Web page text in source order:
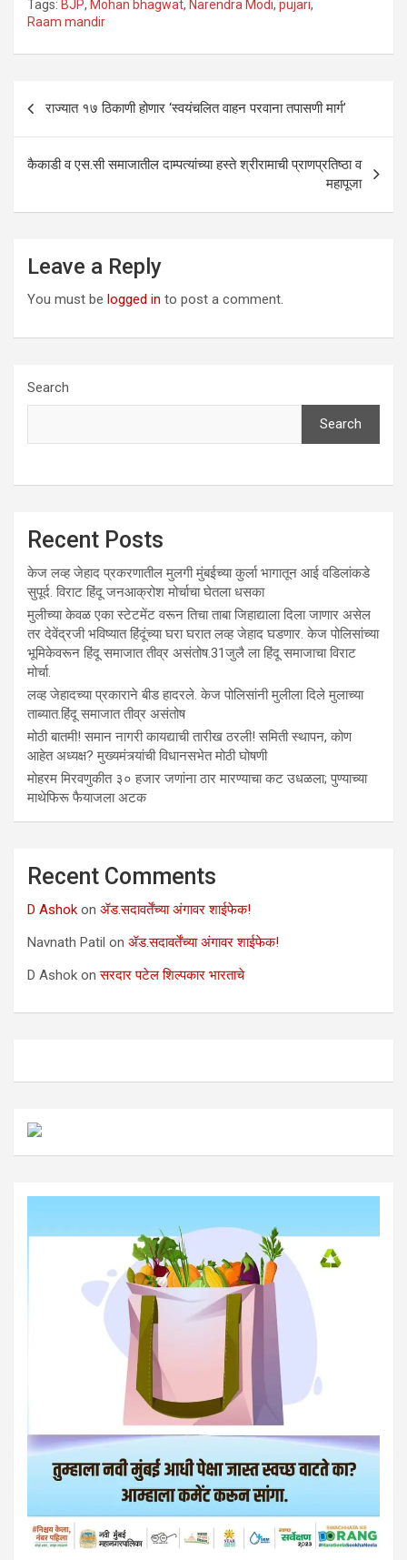
Tags: BJP, Mohan bhagwat, Narendra Modi, pujari,
Raam mandir
राज्यात १७ ठिकाणी होणार ‘स्वयंचलित वाहन परवाना तपासणी मार्ग’
कैकाडी व एस.सी समाजातील दाम्पत्यांच्या हस्ते श्रीरामाची प्राणप्रतिष्ठा व
महापूजा
Leave a Reply
You must be logged in to post a comment.
Search
Search
Recent Posts
केज लव्ह जेहाद प्रकरणातील मुलगी मुंबईच्या कुर्ला भागातून आई वडिलांकडे
सुपूर्द. विराट हिंदू जनआक्रोश मोर्चाचा घेतला धसका
मुलीच्या केवळ एका स्टेटमेंट वरून तिचा ताबा जिहाद्याला दिला जाणार असेल
तर देवेंद्रजी भविष्यात हिंदूंच्या घरा घरात लव्ह जेहाद घडणार. केज पोलिसांच्या
भूमिकेवरून हिंदू समाजात तीव्र असंतोष.31जुलै ला हिंदू समाजाचा विराट
मोर्चा.
लव्ह जेहादच्या प्रकाराने बीड हादरले. केज पोलिसांनी मुलीला दिले मुलाच्या
ताब्यात.हिंदू समाजात तीव्र असंतोष
मोठी बातमी! समान नागरी कायद्याची तारीख ठरली! समिती स्थापन, कोण
आहेत अध्यक्ष? मुख्यमंत्र्यांची विधानसभेत मोठी घोषणी
मोहरम मिरवणुकीत ३० हजार जणांना ठार मारण्‍याचा कट उधळला; पुण्‍याच्‍या
माथेफिरू फैयाजला अटक
Recent Comments
D Ashok on ॲड.सदावर्तेंच्या अंगावर शाईफेक!
Navnath Patil on ॲड.सदावर्तेंच्या अंगावर शाईफेक!
D Ashok onसरदार पटेल शिल्पकार भारताचे